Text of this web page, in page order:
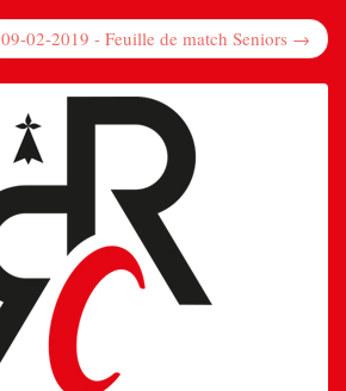
09-02-2019 - Feuille de match Seniors →